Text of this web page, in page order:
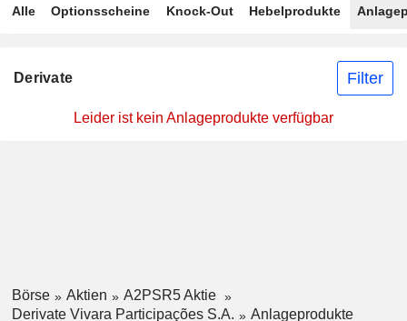
Alle Optionsscheine Knock-Out Hebelprodukte
Derivate Filter
Leider ist kein Anlageprodukte verfügbar
Börse Aktien
A2PSR5 Aktie
Derivate Vivara Participações S.A.
Anlageprodukte